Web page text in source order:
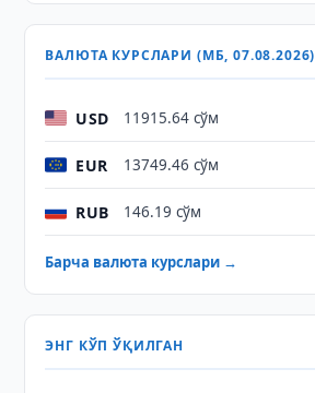
ВАЛЮТА КУРСЛАРИ (МБ, 07.08.2026)
USD 11915.64 сўм
EUR 13749.46 сўм
RUB 146.19 сўм
Барча валюта курслари →
ЭНГ КЎП ЎҚИЛГАН